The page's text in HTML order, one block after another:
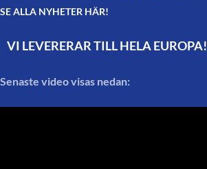
SE ALLA NYHETER HÄR!
VI LEVERERAR TILL HELA EUROPA!
Senaste video visas nedan: